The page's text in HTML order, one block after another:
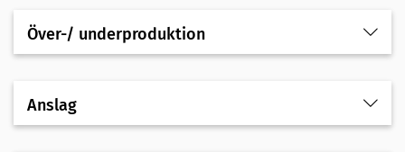
Över-/ underproduktion
Anslag